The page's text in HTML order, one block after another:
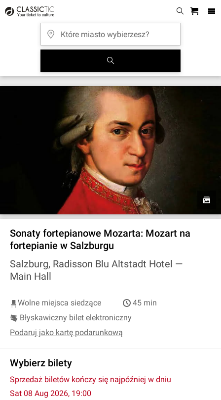
Sonaty fortepianowe Mozarta: Mozart na
fortepianie w Salzburgu
Salzburg, Radisson Blu Altstadt Hotel —
Main Hall
Wolne miejsca siedzące
45 min
Błyskawiczny bilet elektroniczny
Podaruj jako kartę podarunkową
Wybierz bilety
Sprzedaż biletów kończy się najpóźniej w dniu
Sat 08 Aug 2026, 19:00